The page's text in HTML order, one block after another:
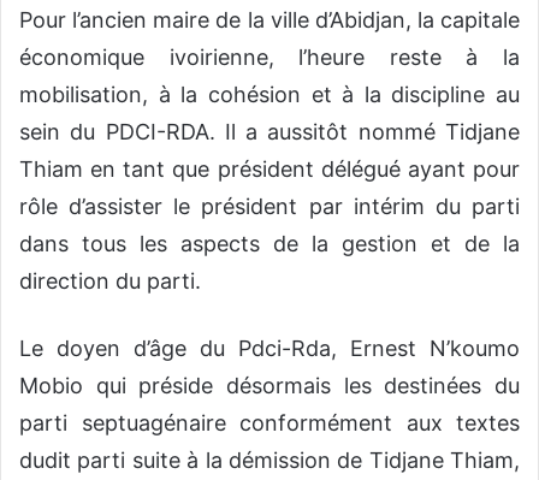
Pour l’ancien maire de la ville d’Abidjan, la capitale
économique ivoirienne, l’heure reste à la
mobilisation, à la cohésion et à la discipline au
sein du PDCI-RDA. Il a aussitôt nommé Tidjane
Thiam en tant que président délégué ayant pour
rôle d’assister le président par intérim du parti
dans tous les aspects de la gestion et de la
direction du parti.
Le doyen d’âge du Pdci-Rda, Ernest N’koumo
Mobio qui préside désormais les destinées du
parti septuagénaire conformément aux textes
dudit parti suite à la démission de Tidjane Thiam,